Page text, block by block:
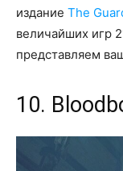
издание The
величайших игр
представляем
10.